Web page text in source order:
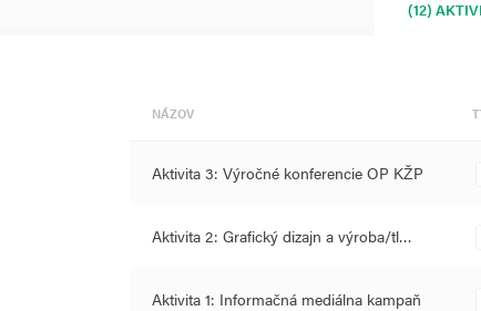
(12)
NÁZOV
Aktivita 3: Výročné konferencie OP KŽP
Aktivita 2: Grafický dizajn a výroba/tl…
Aktivita 1: Informačná mediálna kampaň